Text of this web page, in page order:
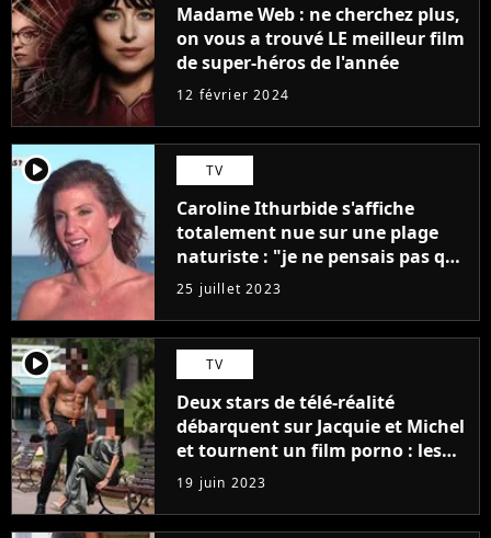
Madame Web : ne cherchez plus,
on vous a trouvé LE meilleur film
de super-héros de l'année
12 février 2024
player2 TV
Caroline Ithurbide s'affiche
totalement nue sur une plage
naturiste : "je ne pensais pas que
j'arriverais à le faire..."
25 juillet 2023
player2 TV
Deux stars de télé-réalité
débarquent sur Jacquie et Michel
et tournent un film porno : les
premières images du tournage
(exclu)
19 juin 2023